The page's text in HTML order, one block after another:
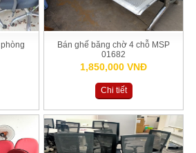
Bán ghế băng chờ 4 chỗ MSP
01682
1,850,000 VNĐ
Chi tiết